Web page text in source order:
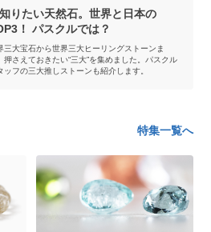
りたい天然石。世界と日本の
！ パスクルでは？
三大宝石から世界三大ヒーリングストーンま
押さえておきたい“三大”を集めました。パスクル
ッフの三大推しストーンも紹介します。
特集一覧へ